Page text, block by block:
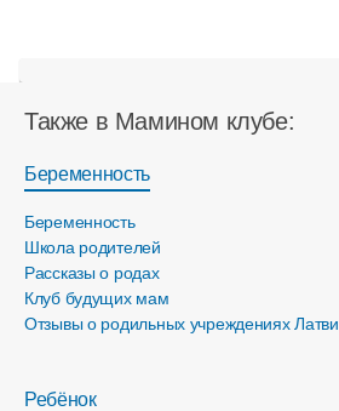
Также в Мамином клубе:
Беременность
Беременность
Школа родителей
Рассказы о родах
Клуб будущих мам
Отзывы о родильных учреждениях
Ребёнок